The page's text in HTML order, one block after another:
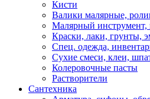
Кисти
Валики малярные,
Малярный инструмент,
Краски, лаки, грунты,
Спец. одежда,
Сухие смеси, клеи,
Колеровочные пасты
Растворители
Сантехника